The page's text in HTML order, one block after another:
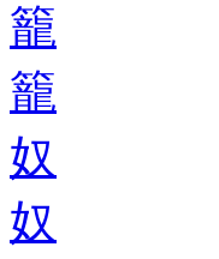
籠
籠
奴
奴